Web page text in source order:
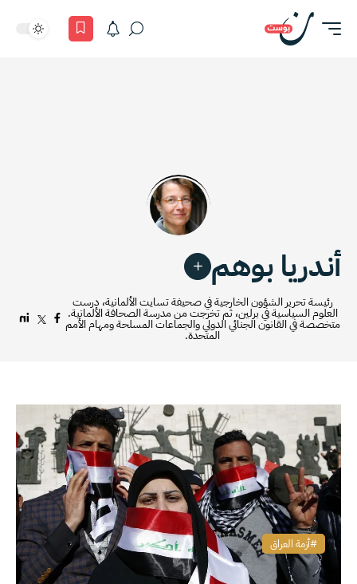
أندريا بوهم
رئيسة تحرير الشؤون الخارجية في صحيفة تسايت الألمانية، درست
العلوم السياسية في برلين، ثم تخرجت من مدرسة الصحافة الألمانية.
متخصصة في القانون الجنائي الدولي والجماعات المسلحة ومهام الأمم
المتحدة.
أزمة العراق